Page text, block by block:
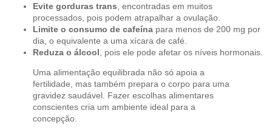
Evite gorduras trans , encontradas em muitos
processados, pois podem atrapalhar a ovulação.
Limite o consumo de cafeína para menos de 200 mg por
dia, o equivalente a uma xícara de café.
Reduza o álcool , pois ele pode afetar os níveis hormonais.
Uma alimentação equilibrada não só apoia a
fertilidade, mas também prepara o corpo para uma
gravidez saudável. Fazer escolhas alimentares
conscientes cria um ambiente ideal para a
concepção.